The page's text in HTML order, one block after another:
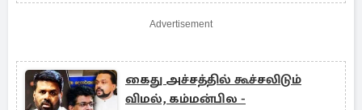
Advertisement
கைது அச்சத்தில் கூச்சலிடும்
விமல், கம்மன்பில -